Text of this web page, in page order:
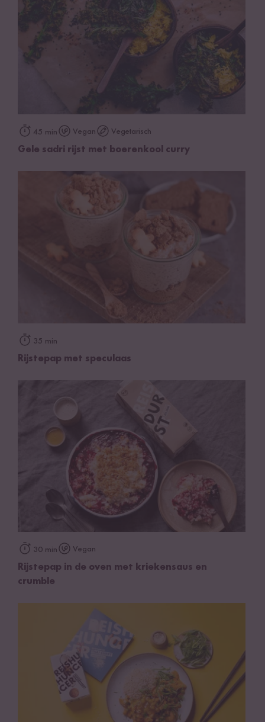
45 min Vegan Vegetarisch
Gele sadri rijst met boerenkool curry
35 min
Rijstepap met speculaas
30 min Vegan
Rijstepap in de oven met kriekensaus en
crumble